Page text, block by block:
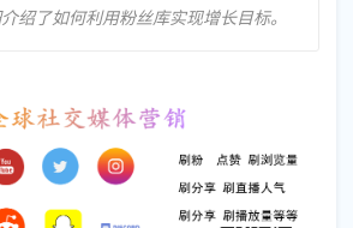
绍了如何利用粉丝库实现增长目标。